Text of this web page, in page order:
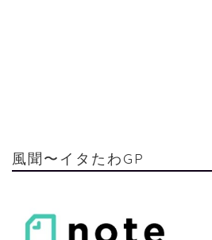
風聞〜イタたわGP